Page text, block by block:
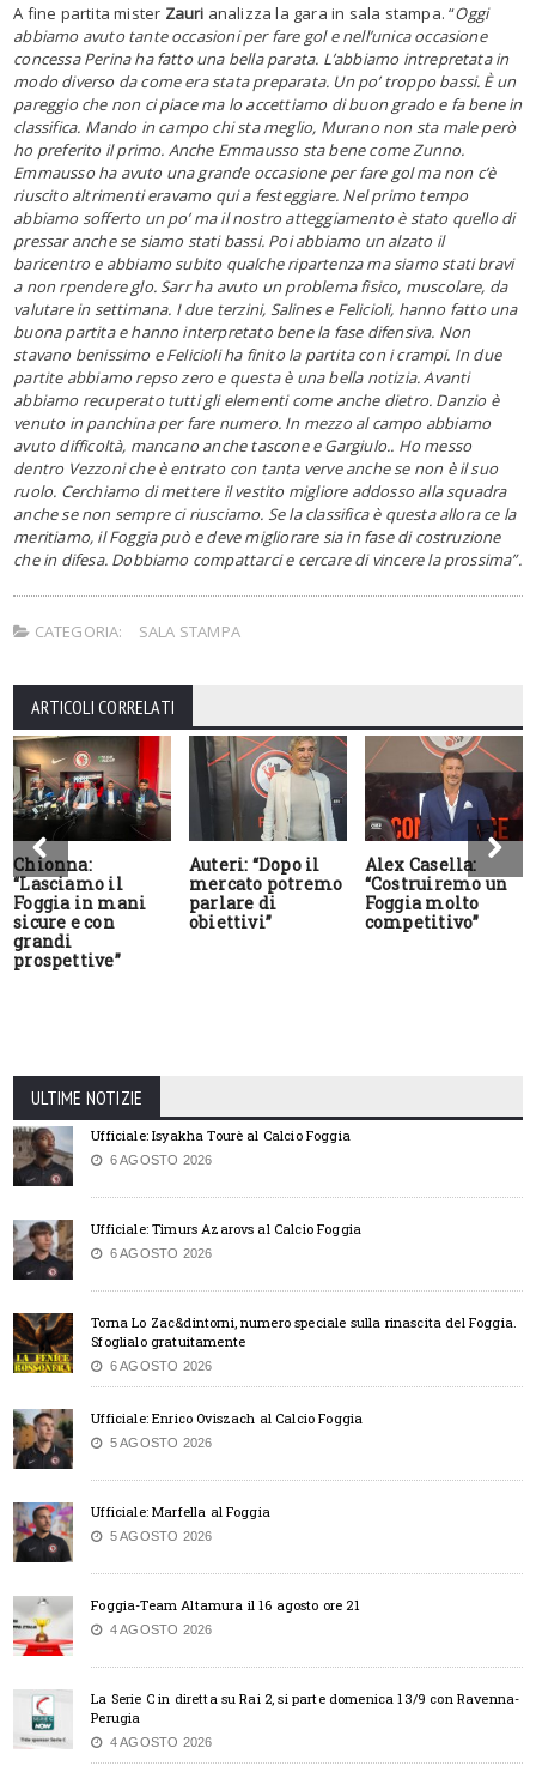
A fine partita mister Zauri analizza la gara in sala stampa. “Oggi
abbiamo avuto tante occasioni per fare gol e nell’unica occasione
concessa Perina ha fatto una bella parata. L’abbiamo intrepretata in
modo diverso da come era stata preparata. Un po’ troppo bassi. È un
pareggio che non ci piace ma lo accettiamo di buon grado e fa bene in
classifica. Mando in campo chi sta meglio, Murano non sta male però
ho preferito il primo. Anche Emmausso sta bene come Zunno.
Emmausso ha avuto una grande occasione per fare gol ma non c’è
riuscito altrimenti eravamo qui a festeggiare. Nel primo tempo
abbiamo sofferto un po’ ma il nostro atteggiamento è stato quello di
pressar anche se siamo stati bassi. Poi abbiamo un alzato il
baricentro e abbiamo subito qualche ripartenza ma siamo stati bravi
a non rpendere glo. Sarr ha avuto un problema fisico, muscolare, da
valutare in settimana. I due terzini, Salines e Felicioli, hanno fatto una
buona partita e hanno interpretato bene la fase difensiva. Non
stavano benissimo e Felicioli ha finito la partita con i crampi. In due
partite abbiamo repso zero e questa è una bella notizia. Avanti
abbiamo recuperato tutti gli elementi come anche dietro. Danzio è
venuto in panchina per fare numero. In mezzo al campo abbiamo
avuto difficoltà, mancano anche tascone e Gargiulo.. Ho messo
dentro Vezzoni che è entrato con tanta verve anche se non è il suo
ruolo. Cerchiamo di mettere il vestito migliore addosso alla squadra
anche se non sempre ci riusciamo. Se la classifica è questa allora ce la
meritiamo, il Foggia può e deve migliorare sia in fase di costruzione
che in difesa. Dobbiamo compattarci e cercare di vincere la prossima”.
CATEGORIA: SALA STAMPA
ARTICOLI CORRELATI
Chionna:
“Lasciamo il
Foggia in mani
sicure e con
grandi
prospettive”
Auteri: “Dopo il
mercato potremo
parlare di
obiettivi”
Alex Casella:
“Costruiremo un
Foggia molto
competitivo”
ULTIME NOTIZIE
Ufficiale: Isyakha Tourè al Calcio Foggia
6 AGOSTO 2026
Ufficiale: Timurs Azarovs al Calcio Foggia
6 AGOSTO 2026
Torna Lo Zac&dintorni, numero speciale sulla rinascita del Foggia.
Sfoglialo gratuitamente
6 AGOSTO 2026
Ufficiale: Enrico Oviszach al Calcio Foggia
5 AGOSTO 2026
Ufficiale: Marfella al Foggia
5 AGOSTO 2026
Foggia-Team Altamura il 16 agosto ore 21
4 AGOSTO 2026
La Serie C in diretta su Rai 2, si parte domenica 13/9 con Ravenna-
Perugia
4 AGOSTO 2026